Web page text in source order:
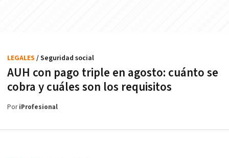
AUH con pago triple en agosto: cuánto se
cobra y cuáles son los requisitos
LEGALES / Seguridad social
PoriProfesional